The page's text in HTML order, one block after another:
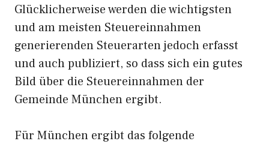
Glücklicherweise werden die wichtigsten
und am meisten Steuereinnahmen
generierenden Steuerarten jedoch erfasst
und auch publiziert, so dass sich ein gutes
Bild über die Steuereinnahmen der
Gemeinde München ergibt.
Für München ergibt das folgende